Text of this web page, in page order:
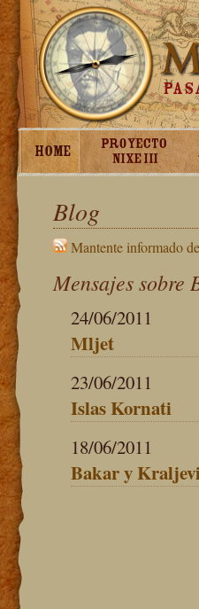
Blog
Mantente informado
Mensajes
24/06/2011
Mljet
23/06/2011
Islas Kornati
18/06/2011
Bakar y